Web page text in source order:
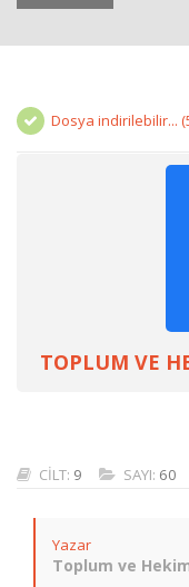
Dosya indirilebilir...
TOPLUM VE
CİLT: 9 SAYI: 60
Yazar
Toplum ve